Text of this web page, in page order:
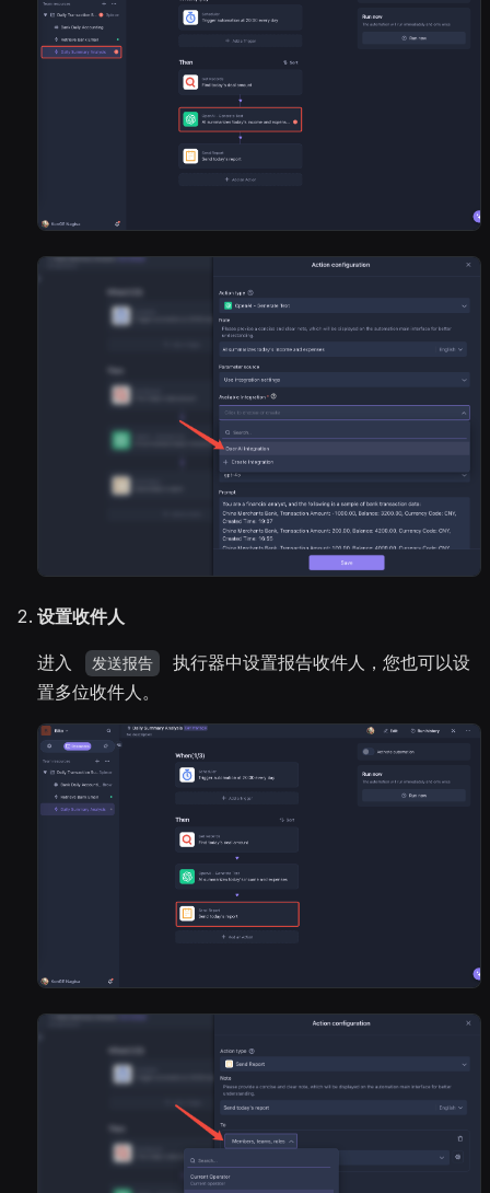
设置收件人
进入 发送报告
执行器中设置报告收件人，您也可以设
置多位收件人。